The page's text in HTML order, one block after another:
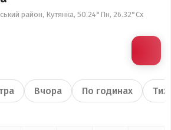
район, Кутянка, 50.24°Пн, 26.32°Сх
Вчора По годинах